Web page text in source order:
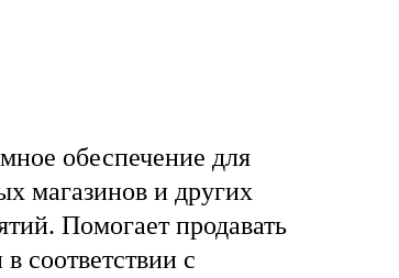
обеспечение для
магазинов и других
Помогает продавать
соответствии с